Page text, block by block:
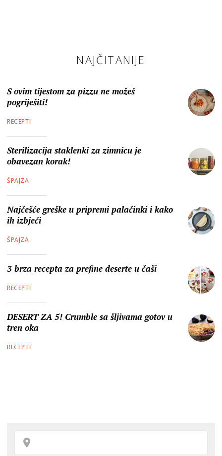
NAJČITANIJE
S ovim tijestom za pizzu ne možeš
pogriješiti!
RECEPTI
Sterilizacija staklenki za zimnicu je
obavezan korak!
ŠPAJZA
Najčešće greške u pripremi palačinki i kako
ih izbjeći
ŠPAJZA
3 brza recepta za prefine deserte u čaši
RECEPTI
DESERT ZA 5! Crumble sa šljivama gotov u
tren oka
RECEPTI